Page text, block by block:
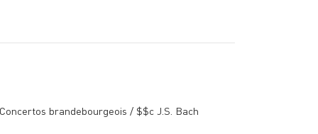
brandebourgeois / $$c J.S. Bach